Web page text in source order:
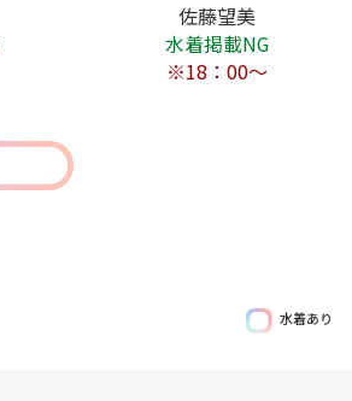
佐藤望美
水着掲載NG
※18：00～
水着あり